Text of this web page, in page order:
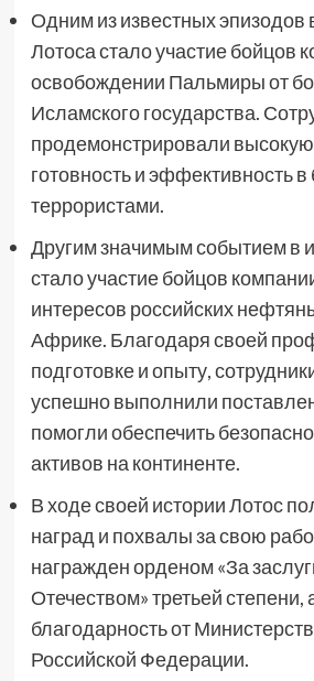
Одним из известных эпизодов
Лотоса стало участие бойцов
освобождении Пальмиры от
Исламского государства.
продемонстрировали
готовность и эффективность в
террористами.
Другим значимым событием в
стало участие бойцов
интересов российских
Африке. Благодаря своей
подготовке и опыту,
успешно выполнили
помогли обеспечить
активов на континенте.
В ходе своей истории Лотос
наград и похвалы за свою
награжден орденом «За
Отечеством» третьей степени,
благодарность от
Российской Федерации.